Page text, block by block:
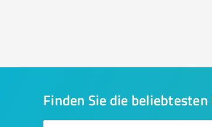
Finden Sie die